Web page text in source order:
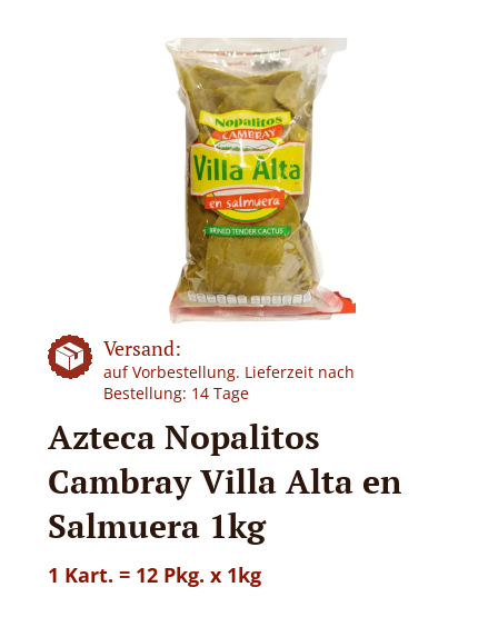
Versand:
auf Vorbestellung. Lieferzeit nach
Bestellung: 14 Tage
Azteca Nopalitos
Cambray Villa Alta en
Salmuera 1kg
1 Kart. = 12 Pkg. x 1kg